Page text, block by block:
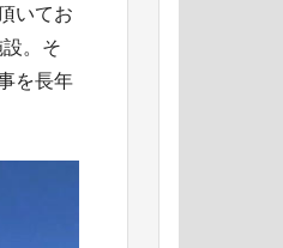
いてお
。そ
を長年